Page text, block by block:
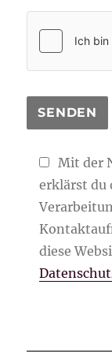
Mit der
erklärst du
diese